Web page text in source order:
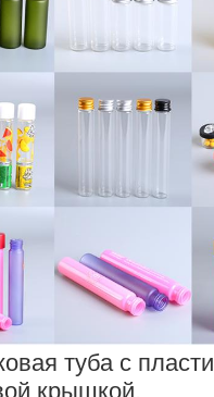
туба с
крышкой.